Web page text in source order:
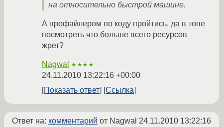
на относительно быстрой машине.
А профайлером по коду пройтись, да в топе
посмотреть что больше всего ресурсов
жрет?
Nagwal ★★★★
24.11.2010 13:22:16 +00:00
Показать ответ
Ссылка
Ответ на: комментарий от Nagwal 24.11.2010 13:22:16